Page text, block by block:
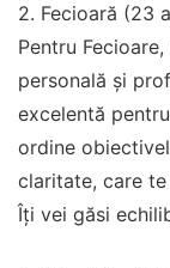
2. Fecioară (23
Pentru
personală și
excelentă
ordine
claritate, care
Îți vei găsi